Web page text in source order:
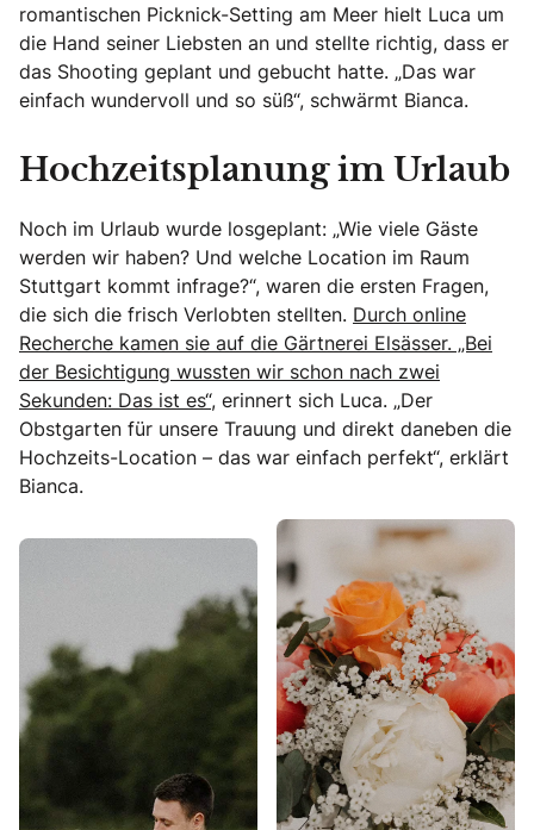
romantischen Picknick-Setting am Meer hielt Luca um
die Hand seiner Liebsten an und stellte richtig, dass er
das Shooting geplant und gebucht hatte. „Das war
einfach wundervoll und so süß“, schwärmt Bianca.
Hochzeitsplanung im Urlaub
Noch im Urlaub wurde losgeplant: „Wie viele Gäste
werden wir haben? Und welche Location im Raum
Stuttgart kommt infrage?“, waren die ersten Fragen,
die sich die frisch Verlobten stellten. Durch online
Recherche kamen sie auf die Gärtnerei Elsässer. „Bei
der Besichtigung wussten wir schon nach zwei
Sekunden: Das ist es“, erinnert sich Luca. „Der
Obstgarten für unsere Trauung und direkt daneben die
Hochzeits-Location – das war einfach perfekt“, erklärt
Bianca.